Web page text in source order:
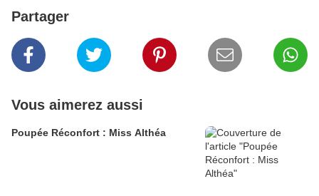
Partager
Vous aimerez aussi
Poupée Réconfort : Miss Althéa